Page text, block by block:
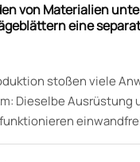
von Materialien
eine
stoßen viele
Dieselbe Ausrüstung
beim Wechsel zu